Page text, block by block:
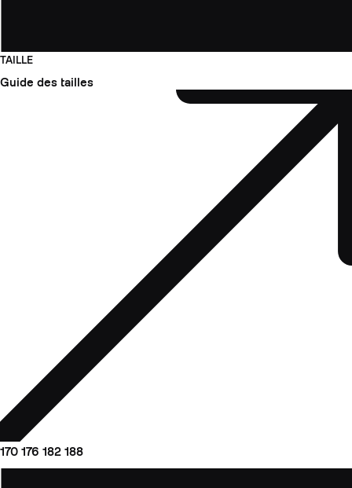
TAILLE
Guide des tailles
170 176 182 188